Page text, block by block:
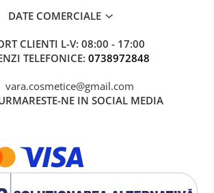
DATE COMERCIALE
CLIENTI L-V: 08:00 - 17:00
TELEFONICE: 0738972848
vara.cosmetice@gmail.com
NE IN SOCIAL MEDIA